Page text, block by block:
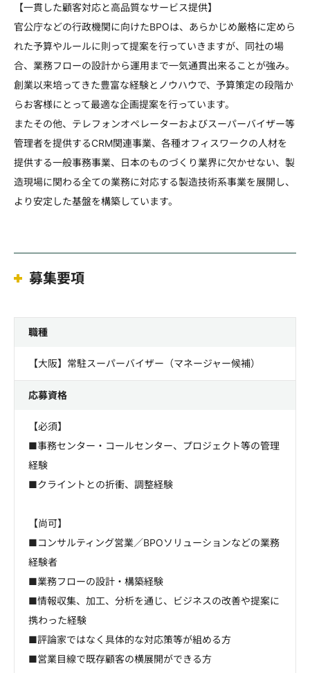
【一貫した顧客対応と高品質なサービス提供】
官公庁などの行政機関に向けたBPOは、あらかじめ厳格に定めら
れた予算やルールに則って提案を行っていきますが、同社の場
合、業務フローの設計から運用まで一気通貫出来ることが強み。
創業以来培ってきた豊富な経験とノウハウで、予算策定の段階か
らお客様にとって最適な企画提案を行っています。
またその他、テレフォンオペレーターおよびスーパーバイザー等
管理者を提供するCRM関連事業、各種オフィスワークの人材を
提供する一般事務事業、日本のものづくり業界に欠かせない、製
造現場に関わる全ての業務に対応する製造技術系事業を展開し、
より安定した基盤を構築しています。
募集要項
職種
【大阪】常駐スーパーバイザー（マネージャー候補）
応募資格
【必須】
■事務センター・コールセンター、プロジェクト等の管理
経験
■クライントとの折衝、調整経験
【尚可】
■コンサルティング営業／BPOソリューションなどの業務
経験者
■業務フローの設計・構築経験
■情報収集、加工、分析を通じ、ビジネスの改善や提案に
携わった経験
■評論家ではなく具体的な対応策等が組める方
■営業目線で既存顧客の横展開ができる方